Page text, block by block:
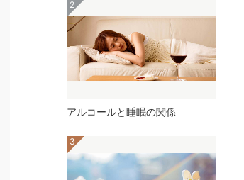
アルコールと睡眠の関係